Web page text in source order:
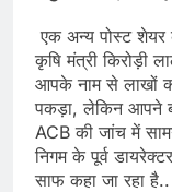
एक अन्य पोस्ट शेयर
कृषि मंत्री किरोड़ी
आपके नाम से लाखों
पकड़ा, लेकिन आपने
ACB की जांच में
निगम के पूर्व
साफ कहा जा रहा